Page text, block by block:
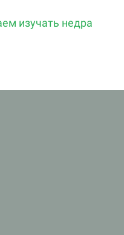
изучать недра